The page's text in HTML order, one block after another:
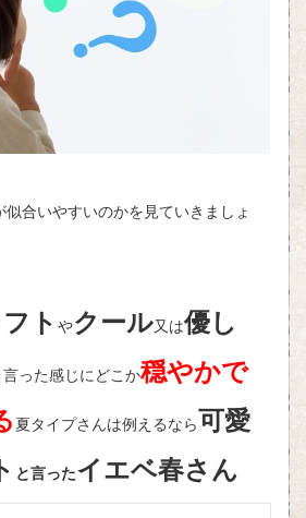
似合いやすいのかを見ていきましょ
ト やクール又は優し
言った感じにどこか穏やかで
夏タイプさんは例えるなら可愛
と言ったイエベ春さん